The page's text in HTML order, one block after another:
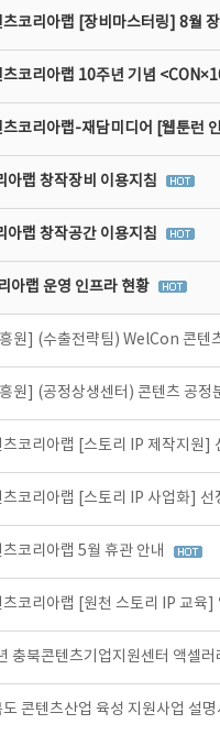
코리아랩 [장비마스터링] 8월
코리아랩 10주년 기념
코리아랩-재담미디어 [웹툰런
아랩 창작장비 이용지침
아랩 창작공간 이용지침
아랩 운영 인프라 현황
원] (수출전략팀) WelCon 콘텐
원] (공정상생센터) 콘텐츠 공정
코리아랩 [스토리 IP 제작지원]
코리아랩 [스토리 IP 사업화] 선
코리아랩 5월 휴관 안내
코리아랩 [원천 스토리 IP 교육]
충북콘텐츠기업지원센터 액셀
콘텐츠산업 육성 지원사업 설명